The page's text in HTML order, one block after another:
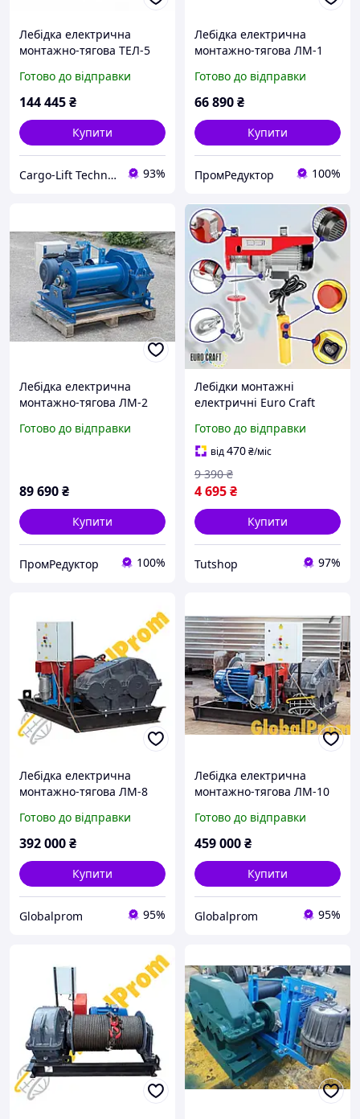
Лебідка електрична
монтажно-тягова ТЕЛ-5
Готово до відправки
144 445₴
Купити
Cargo-Lift Technologies | Вантажопіднімальне обладнання 93%
Лебідка електрична
монтажно-тягова ЛМ-1
Готово до відправки
66 890₴
Купити
ПромРедуктор 100%
Лебідка електрична
монтажно-тягова ЛМ-2
Готово до відправки
89 690₴
Купити
ПромРедуктор 100%
Лебідки монтажні
електричні Euro Craft
Електричні лебідки та
талі Тельфер
Готово до відправки
від470₴/міс
4 695₴
9 390 ₴
Купити
Tutshop 97%
Лебідка електрична
монтажно-тягова ЛМ-8
Готово до відправки
392 000₴
Купити
Globalprom 95%
Лебідка електрична
монтажно-тягова ЛМ-10
Готово до відправки
459 000₴
Купити
Globalprom 95%